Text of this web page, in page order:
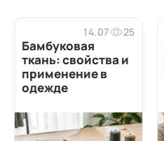
14.07 25
Бамбуковая
ткань: свойства и
применение в
одежде